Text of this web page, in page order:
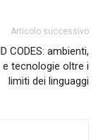
Articolo successivo
CODES: ambienti,
e tecnologie oltre i
limiti dei linguaggi